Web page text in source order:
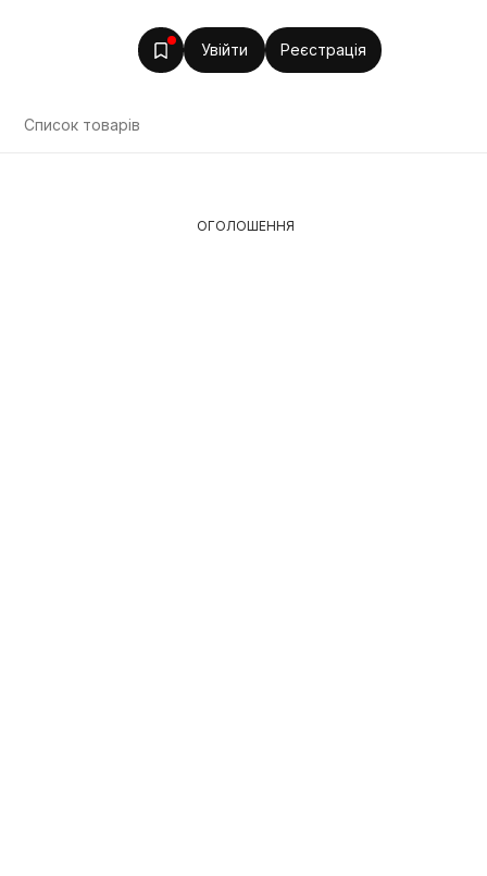
Увійти Реєстрація
Список товарів
ОГОЛОШЕННЯ